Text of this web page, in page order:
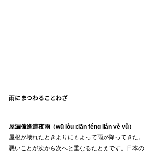
雨にまつわることわざ
屋漏偏逢連夜雨（wū lòu piān féng lián yè yǔ）
屋根が壊れたときよりにもよって雨が降ってきた。
悪いことが次から次へと重なるたとえです。日本の